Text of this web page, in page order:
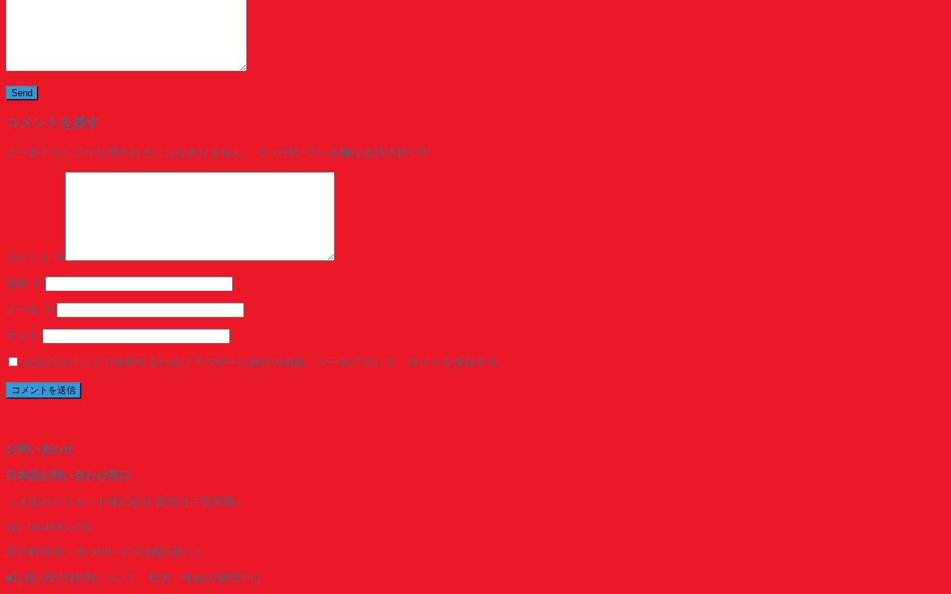
コメントを残す
メールアドレスが公開されることはありません。 ※ が付いている欄は必須項目です
コメント ※
名前 ※
メール ※
サイト
次回のコメントで使用するためブラウザーに自分の名前、メールアドレス、サイトを保存する。
お問い合わせ
日本語お問い合わせ窓口
（大阪ガスリキッド株式会社 産業ガス営業部）
Tel: 06-4706-2701
受付時間:月～金 9:00～17:40(祝日除く)
■記載の受付時間について、年末・年始の期間中は